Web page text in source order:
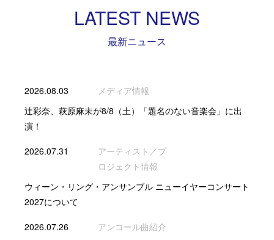
LATEST NEWS
最新ニュース
2026.08.03
メディア情報
辻彩奈、萩原麻未が8/8（土）「題名のない音楽会」に出
演！
2026.07.31
アーティスト／プ
ロジェクト情報
ウィーン・リング・アンサンブル ニューイヤーコンサート
2027について
2026.07.26
アンコール曲紹介